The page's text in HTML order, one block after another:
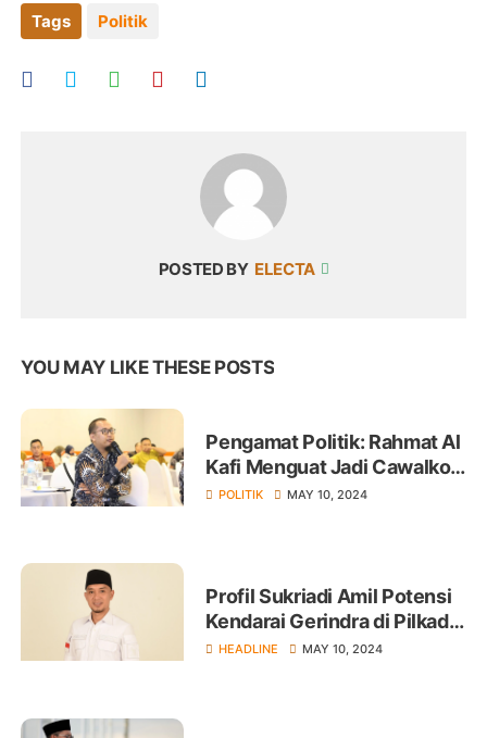
Tags Politik
POSTED BY ELECTA
YOU MAY LIKE THESE POSTS
Pengamat Politik: Rahmat Al
Kafi Menguat Jadi Cawalkot
di Pilwalkot Palopo 2024
POLITIK MAY 10, 2024
Profil Sukriadi Amil Potensi
Kendarai Gerindra di Pilkada
Mamuju 2024
HEADLINE MAY 10, 2024